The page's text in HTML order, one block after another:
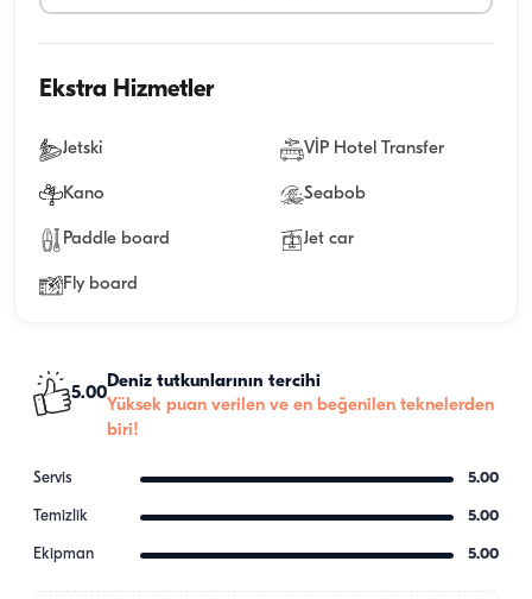
Ekstra Hizmetler
Jetski VİP Hotel Transfer
Kano Seabob
Paddle board Jet car
Fly board
5.00
Deniz tutkunlarının tercihi
Yüksek puan verilen ve en beğenilen teknelerden
biri!
Servis 5.00
Temizlik 5.00
Ekipman 5.00